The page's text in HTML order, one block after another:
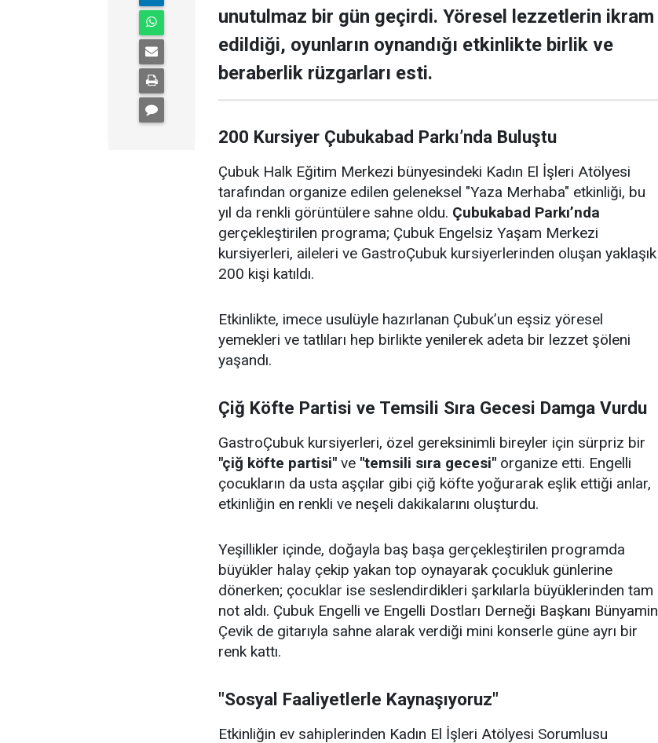
unutulmaz bir gün geçirdi. Yöresel lezzetlerin ikram
edildiği, oyunların oynandığı etkinlikte birlik ve
beraberlik rüzgarları esti.
200 Kursiyer Çubukabad Parkı’nda Buluştu
Çubuk Halk Eğitim Merkezi bünyesindeki Kadın El İşleri Atölyesi
tarafından organize edilen geleneksel "Yaza Merhaba" etkinliği, bu
yıl da renkli görüntülere sahne oldu. Çubukabad Parkı’nda
gerçekleştirilen programa; Çubuk Engelsiz Yaşam Merkezi
kursiyerleri, aileleri ve GastroÇubuk kursiyerlerinden oluşan yaklaşık
200 kişi katıldı.
Etkinlikte, imece usulüyle hazırlanan Çubuk’un eşsiz yöresel
yemekleri ve tatlıları hep birlikte yenilerek adeta bir lezzet şöleni
yaşandı.
Çiğ Köfte Partisi ve Temsili Sıra Gecesi Damga Vurdu
GastroÇubuk kursiyerleri, özel gereksinimli bireyler için sürpriz bir
"çiğ köfte partisi" ve "temsili sıra gecesi" organize etti. Engelli
çocukların da usta aşçılar gibi çiğ köfte yoğurarak eşlik ettiği anlar,
etkinliğin en renkli ve neşeli dakikalarını oluşturdu.
Yeşillikler içinde, doğayla baş başa gerçekleştirilen programda
büyükler halay çekip yakan top oynayarak çocukluk günlerine
dönerken; çocuklar ise seslendirdikleri şarkılarla büyüklerinden tam
not aldı. Çubuk Engelli ve Engelli Dostları Derneği Başkanı Bünyamin
Çevik de gitarıyla sahne alarak verdiği mini konserle güne ayrı bir
renk kattı.
"Sosyal Faaliyetlerle Kaynaşıyoruz"
Etkinliğin ev sahiplerinden Kadın El İşleri Atölyesi Sorumlusu